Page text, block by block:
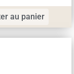
au panier